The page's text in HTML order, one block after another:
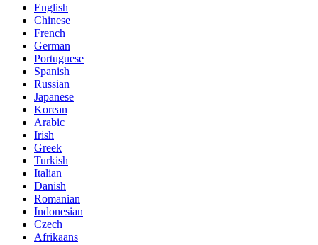
English
Chinese
French
German
Portuguese
Spanish
Russian
Japanese
Korean
Arabic
Irish
Greek
Turkish
Italian
Danish
Romanian
Indonesian
Czech
Afrikaans